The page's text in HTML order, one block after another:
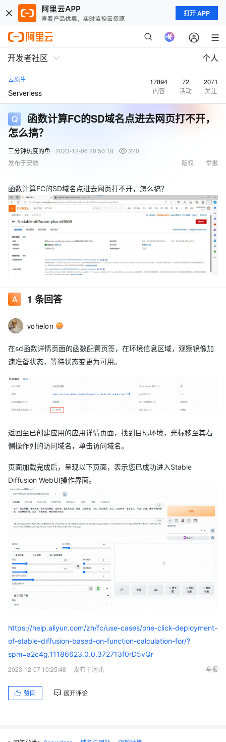
打开 APP
开发者社区 个人
云原生
Serverless
17894
内容
72
活动
2071
关注
函数计算FC的SD域名点进去网页打不开，
怎么搞？
三分钟热度的鱼 2023-12-06 20:50:18
220
发布于安徽
举报
版权
函数计算FC的SD域名点进去网页打不开，怎么搞？
1 条回答
vohelon
在sd函数详情页面的函数配置页签，在环境信息区域，观察镜像加
速准备状态，等待状态变更为可用。
返回至已创建应用的应用详情页面，找到目标环境，光标移至其右
侧操作列的访问域名，单击访问域名。
页面加载完成后，呈现以下页面，表示您已成功进入Stable
Diffusion WebUI操作界面。
https://help.aliyun.com/zh/fc/use-cases/one-click-deployment-
of-stable-diffusion-based-on-function-calculation-for/?
spm=a2c4g.11186623.0.0.372713f0rD5vQr
2023-12-07 10:25:48
发布于河北 举报
赞同 展开评论